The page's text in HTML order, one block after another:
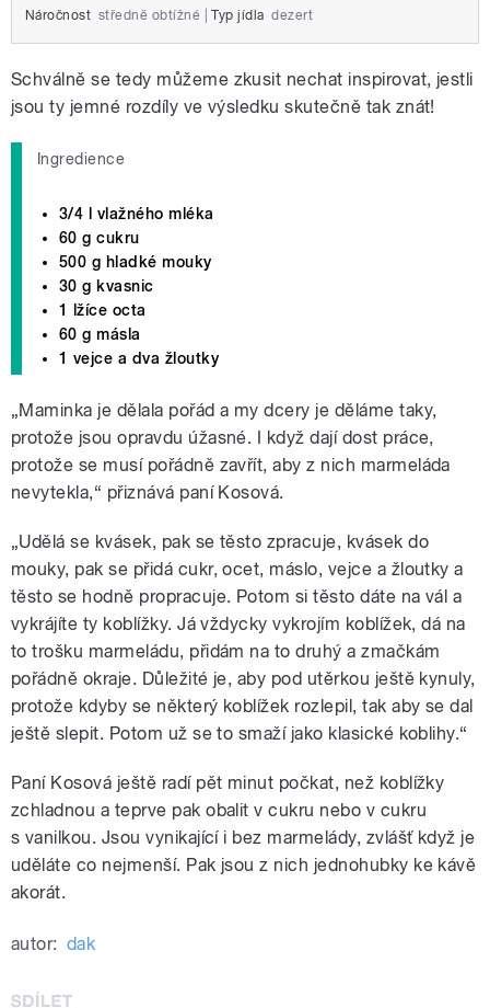
Náročnost středně obtížné Typ jídla dezert
Schválně se tedy můžeme zkusit nechat inspirovat, jestli
jsou ty jemné rozdíly ve výsledku skutečně tak znát!
Ingredience
3/4 l vlažného mléka
60 g cukru
500 g hladké mouky
30 g kvasnic
1 lžíce octa
60 g másla
1 vejce a dva žloutky
„Maminka je dělala pořád a my dcery je děláme taky,
protože jsou opravdu úžasné. I když dají dost práce,
protože se musí pořádně zavřít, aby z nich marmeláda
nevytekla,“ přiznává paní Kosová.
„Udělá se kvásek, pak se těsto zpracuje, kvásek do
mouky, pak se přidá cukr, ocet, máslo, vejce a žloutky a
těsto se hodně propracuje. Potom si těsto dáte na vál a
vykrájíte ty koblížky. Já vždycky vykrojím koblížek, dá na
to trošku marmeládu, přidám na to druhý a zmačkám
pořádně okraje. Důležité je, aby pod utěrkou ještě kynuly,
protože kdyby se některý koblížek rozlepil, tak aby se dal
ještě slepit. Potom už se to smaží jako klasické koblihy.“
Paní Kosová ještě radí pět minut počkat, než koblížky
zchladnou a teprve pak obalit v cukru nebo v cukru
s vanilkou. Jsou vynikající i bez marmelády, zvlášť když je
uděláte co nejmenší. Pak jsou z nich jednohubky ke kávě
akorát.
autor: dak